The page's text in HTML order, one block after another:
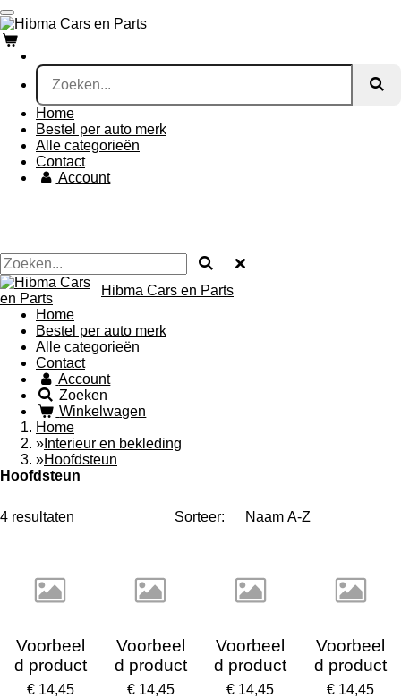
Ga
direct
naar
de
hoofdinhoud
Home
Bestel per auto merk
Alle categorieën
Contact
Account
Hibma Cars en Parts
Home
Bestel per auto merk
Alle categorieën
Contact
Account
Zoeken
Winkelwagen
Home
» Interieur en bekleding
»Hoofdsteun
Hoofdsteun
4 resultaten Sorteer:
Voorbeel
d product
€ 14,45
Voorbeel
d product
€ 14,45
Voorbeel
d product
€ 14,45
Voorbeel
d product
€ 14,45